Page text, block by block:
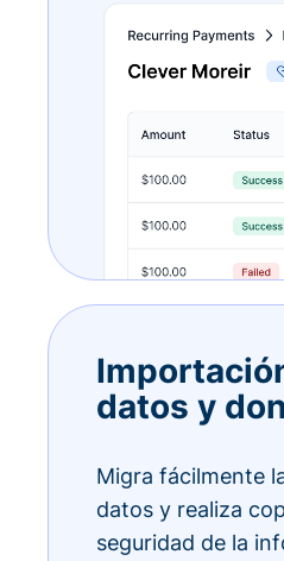
datos y
Migra fácilmente
datos y realiza
seguridad de la